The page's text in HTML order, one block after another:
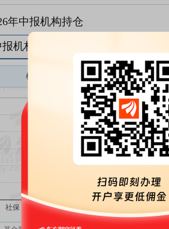
中报机构持仓
机构持仓一览
机构持股(万)